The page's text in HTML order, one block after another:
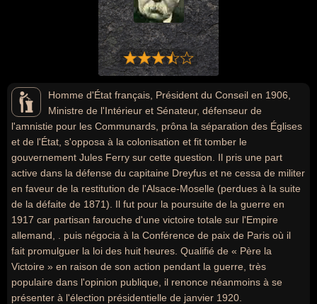
Homme d'État français, Président du Conseil en 1906,
Ministre de l'Intérieur et Sénateur, défenseur de
l'amnistie pour les Communards, prôna la séparation des Églises
et de l'État, s'opposa à la colonisation et fit tomber le
gouvernement Jules Ferry sur cette question. Il pris une part
active dans la défense du capitaine Dreyfus et ne cessa de militer
en faveur de la restitution de l'Alsace-Moselle (perdues à la suite
de la défaite de 1871). Il fut pour la poursuite de la guerre en
1917 car partisan farouche d'une victoire totale sur l'Empire
allemand, . puis négocia à la Conférence de paix de Paris où il
fait promulguer la loi des huit heures. Qualifié de « Père la
Victoire » en raison de son action pendant la guerre, très
populaire dans l'opinion publique, il renonce néanmoins à se
présenter à l'élection présidentielle de janvier 1920.